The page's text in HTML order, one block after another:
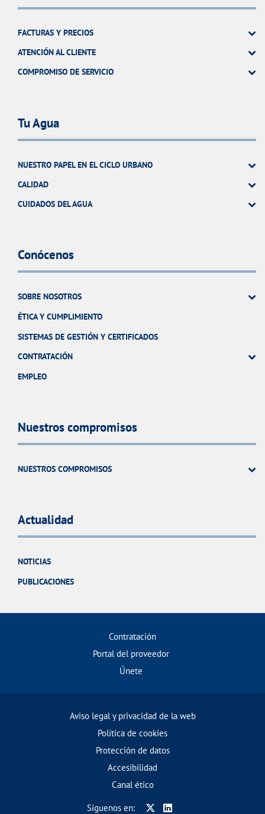
FACTURAS Y PRECIOS
ATENCIÓN AL CLIENTE
COMPROMISO DE SERVICIO
Tu Agua
NUESTRO PAPEL EN EL CICLO URBANO
CALIDAD
CUIDADOS DEL AGUA
Conócenos
SOBRE NOSOTROS
ÉTICA Y CUMPLIMIENTO
SISTEMAS DE GESTIÓN Y CERTIFICADOS
CONTRATACIÓN
EMPLEO
Nuestros compromisos
NUESTROS COMPROMISOS
Actualidad
NOTICIAS
PUBLICACIONES
Contratación
Portal del proveedor
Únete
Aviso legal y privacidad de la web
Política de cookies
Protección de datos
Accesibilidad
Canal ético
Síguenos en: